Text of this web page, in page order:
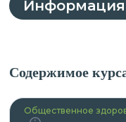
Информация
Содержимое
Общественное